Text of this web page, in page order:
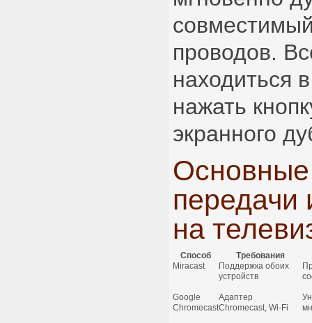
проводов.
находиться
нажать
экранного
передачи
на
Способ
Требования
Miracast
Поддержка обоих
устройств
Google
Chromecast
Адаптер
Chromecast, Wi-Fi